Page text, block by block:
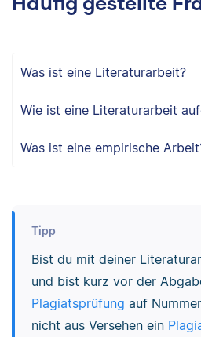
Was ist eine Literaturarbeit?
Wie ist eine Literaturarbeit
Was ist eine empirische
Tipp
Bist du mit deiner
und bist kurz vor der
Plagiatsprüfung auf
nicht aus Versehen ein